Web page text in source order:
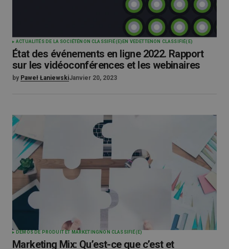
ACTUALITÉS DE LA SOCIÉTÉ NON CLASSIFIÉ(E) EN VEDETTE NON CLASSIFIÉ(E)
État des événements en ligne 2022. Rapport
sur les vidéoconférences et les webinaires
by Paweł ŁaniewskiJanvier 20, 2023
DÉMOS DE PRODUIT ET MARKETING NON CLASSIFIÉ(E)
Marketing Mix: Qu’est-ce que c’est et